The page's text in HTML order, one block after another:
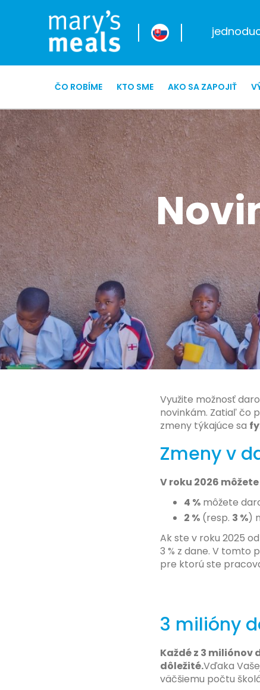
ČO ROBÍME KTO SME AKO SA ZAPOJIŤ
Využite možnosť
novinkám. Zatiaľ čo
zmeny týkajúce sa
Zmeny v
V roku 2026
4 %môžete
2 %(resp. 3 %)
Ak ste v roku 2025
3 % z dane. V
pre ktorú ste
3 milióny
Každé z 3 miliónov
dôležité.Vďaka
väčšiemu počtu